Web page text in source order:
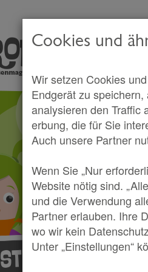
Start Dein
Cookies und
Wir setzen Cookies
Endgerät zu
analysieren den Traffic
erbung, die für Sie
Auch unsere Partner
Wenn Sie „Nur
Website nötig sind.
und die Verwendung
Partner erlauben. Ihre
wo wir kein
Unter „Einstellungen“